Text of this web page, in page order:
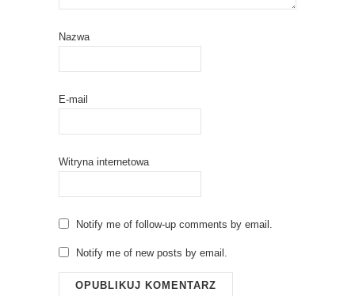
Nazwa
E-mail
Witryna internetowa
Notify me of follow-up comments by email.
Notify me of new posts by email.